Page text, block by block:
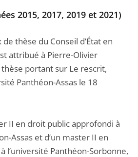
2015, 2017, 2019 et 2021)
de thèse du Conseil d’État en
attribué à Pierre-Olivier
portant sur Le rescrit,
Panthéon-Assas le 18
II en droit public approfondi à
Assas et d’un master II en
l’université Panthéon-Sorbonne,